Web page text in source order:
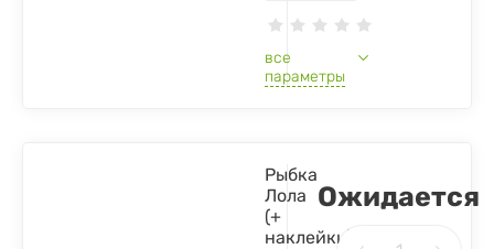
все
параметры
Рыбка
Лола
(+
наклейки)
Ожидается